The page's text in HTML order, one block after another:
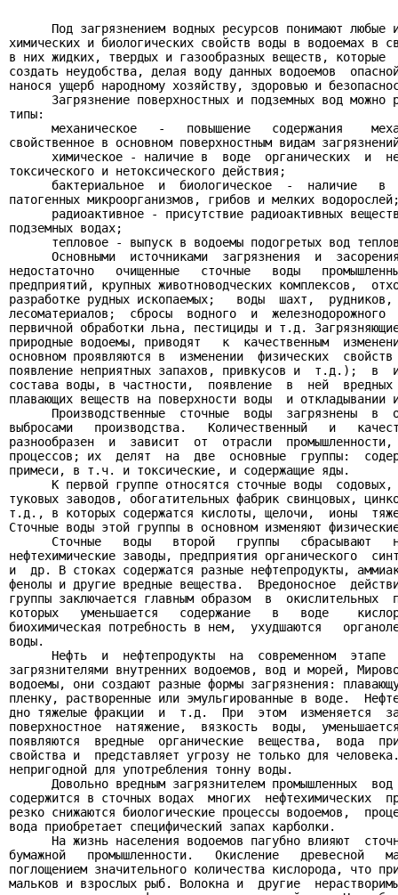
Под загрязнением водных ресурсов понимают любые
химических и биологических свойств воды в водоемах в
в них жидких, твердых и газообразных веществ, которые
создать неудобства, делая воду данных водоемов
нанося ущерб народному хозяйству, здоровью и
Загрязнение поверхностных и подземных вод можно
типы:
механическое   -   повышение   содержания
свойственное в основном поверхностным видам
химическое - наличие в  воде  органических  и
токсического и нетоксического действия;
бактериальное  и  биологическое  -  наличие   в
патогенных микроорганизмов, грибов и мелких
радиоактивное - присутствие радиоактивных
подземных водах;
тепловое - выпуск в водоемы подогретых вод
Основными  источниками  загрязнения  и
недостаточно   очищенные   сточные   воды
предприятий, крупных животноводческих комплексов,
разработке рудных ископаемых;   воды  шахт,
лесоматериалов;  сбросы  водного  и
первичной обработки льна, пестициды и т.д.
природные водоемы, приводят   к  качественным
основном проявляются в  изменении  физических
появление неприятных запахов, привкусов и  т.д.);  в
состава воды, в частности,  появление  в  ней
плавающих веществ на поверхности воды  и откладывании
Производственные  сточные  воды  загрязнены  в
выбросами   производства.   Количественный   и
разнообразен  и  зависит  от  отрасли
процессов; их  делят  на  две  основные  группы:
примеси, в т.ч. и токсические, и содержащие яды.
К первой группе относятся сточные воды
туковых заводов, обогатительных фабрик свинцовых,
т.д., в которых содержатся кислоты, щелочи,  ионы
Сточные воды этой группы в основном изменяют
Сточные   воды   второй   группы   сбрасывают
нефтехимические заводы, предприятия органического
и  др. В стоках содержатся разные нефтепродукты,
фенолы и другие вредные вещества.  Вредоносное
группы заключается главным образом  в  окислительных
которых   уменьшается   содержание   в   воде
биохимическая потребность в нем,  ухудшаются
воды.
Нефть  и  нефтепродукты  на  современном  этапе
загрязнителями внутренних водоемов, вод и морей,
водоемы, они создают разные формы загрязнения:
пленку, растворенные или эмульгированные в воде.
дно тяжелые фракции  и  т.д.  При  этом  изменяется
поверхностное  натяжение,  вязкость  воды,
появляются  вредные  органические  вещества,  вода
свойства и  представляет угрозу не только для
непригодной для употребления тонну воды.
Довольно вредным загрязнителем промышленных
содержится в сточных водах  многих  нефтехимических
резко снижаются биологические процессы водоемов,
вода приобретает специфический запах карболки.
На жизнь населения водоемов пагубно влияют
бумажной   промышленности.   Окисление   древесной
поглощением значительного количества кислорода, что
мальков и взрослых рыб. Волокна и  другие